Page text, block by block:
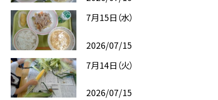
7月15日（水）
2026/07/15
7月14日（火）
2026/07/15